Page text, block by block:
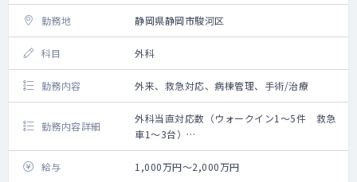
勤務地 静岡県静岡市駿河区
科目 外科
勤務内容 外来、救急対応、病棟管理、手術/治療
勤務内容詳細
外科当直対応数（ウォークイン1～5件 救急
車1～3台）
●勤務内容
外来（週2コマ）10人～15人程度 基本的に1
給与 1,000万円～2,000万円